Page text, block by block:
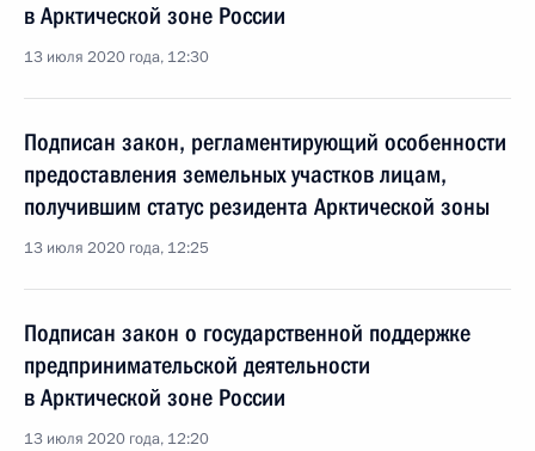
в Арктической зоне России
13 июля 2020 года, 12:30
Подписан закон, регламентирующий особенности
предоставления земельных участков лицам,
получившим статус резидента Арктической зоны
13 июля 2020 года, 12:25
Подписан закон о государственной поддержке
предпринимательской деятельности
в Арктической зоне России
13 июля 2020 года, 12:20